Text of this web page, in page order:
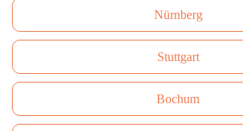
Nürnberg
Stuttgart
Bochum